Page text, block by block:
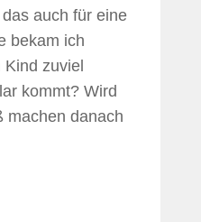
auch für eine
bekam ich
zuviel
kommt? Wird
machen danach